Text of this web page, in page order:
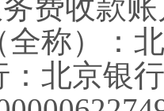
费收款
全称）：
：北京银